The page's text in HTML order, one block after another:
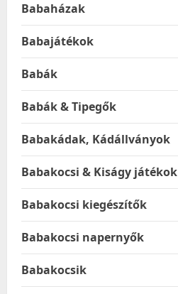
Babaházak
Babajátékok
Babák
Babák & Tipegők
Babakádak, Kádállványok
Babakocsi & Kiságy játékok
Babakocsi kiegészítők
Babakocsi napernyők
Babakocsik